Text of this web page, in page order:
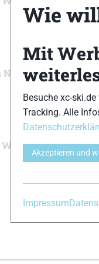
Ski WM
Seefeld (AUT) 15
Wie
Mit
Besuche xc-
Tracking. Alle
Akzeptieren und
Impressum